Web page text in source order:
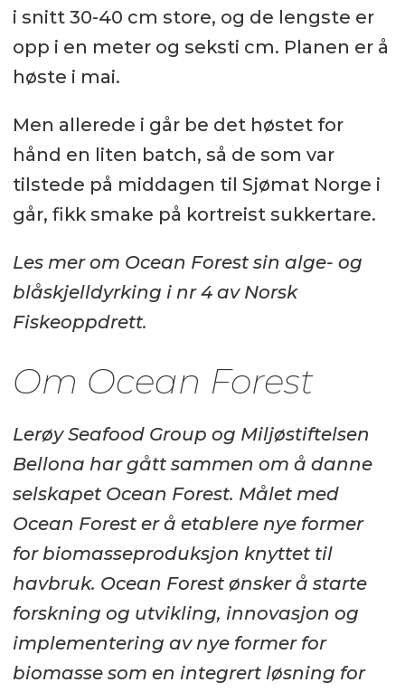
i snitt 30-40 cm store, og de lengste er
opp i en meter og seksti cm. Planen er å
høste i mai.
Men allerede i går be det høstet for
hånd en liten batch, så de som var
tilstede på middagen til Sjømat Norge i
går, fikk smake på kortreist sukkertare.
Les mer om Ocean Forest sin alge- og
blåskjelldyrking i nr 4 av Norsk
Fiskeoppdrett.
Om Ocean Forest
Lerøy Seafood Group og Miljøstiftelsen
Bellona har gått sammen om å danne
selskapet Ocean Forest. Målet med
Ocean Forest er å etablere nye former
for biomasseproduksjon knyttet til
havbruk. Ocean Forest ønsker å starte
forskning og utvikling, innovasjon og
implementering av nye former for
biomasse som en integrert løsning for